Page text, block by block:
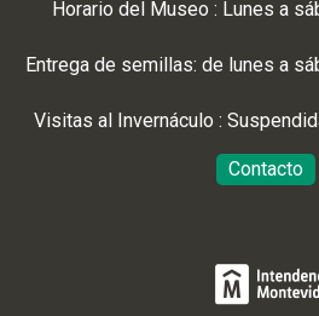
Horario del Museo : Lunes a
Entrega de semillas: de lunes a
Visitas al Invernáculo :
Contacto